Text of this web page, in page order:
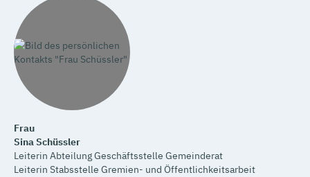
Frau
SinaSchüssler
Leiterin Abteilung Geschäftsstelle Gemeinderat
Leiterin Stabsstelle Gremien- und Öffentlichkeitsarbeit